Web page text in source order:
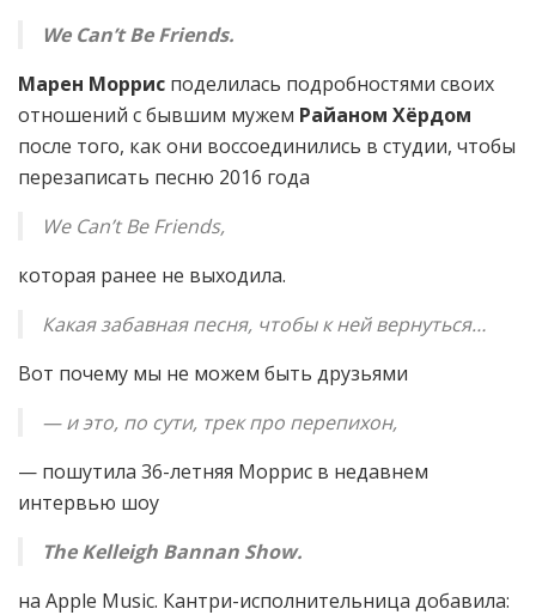
We Can’t Be Friends.
Марен Моррис поделилась подробностями своих
отношений с бывшим мужем Райаном Хёрдом
после того, как они воссоединились в студии, чтобы
перезаписать песню 2016 года
We Can’t Be Friends,
которая ранее не выходила.
Какая забавная песня, чтобы к ней вернуться…
Вот почему мы не можем быть друзьями
— и это, по сути, трек про перепихон,
— пошутила 36-летняя Моррис в недавнем
интервью шоу
The Kelleigh Bannan Show.
на Apple Music. Кантри-исполнительница добавила: